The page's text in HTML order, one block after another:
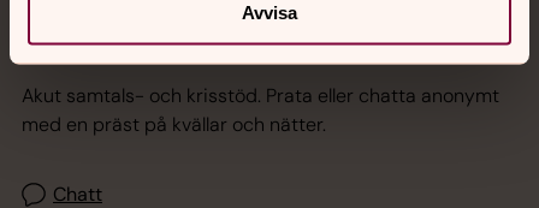
Avvisa
Jourhavande präst
Akut samtals- och krisstöd. Prata eller chatta anonymt
med en präst på kvällar och nätter.
Chatt